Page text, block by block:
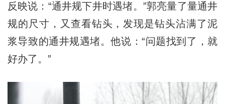
反映说：“通井规下井时遇堵。”郭亮量了量通井
规的尺寸，又查看钻头，发现是钻头沾满了泥
浆导致的通井规遇堵。他说：“问题找到了，就
好办了。”